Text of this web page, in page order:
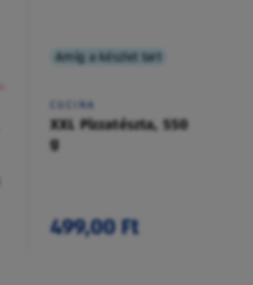
Amíg a készlet tart
CUCINA
XXL Pizzatészta, 550
g
499,00 Ft